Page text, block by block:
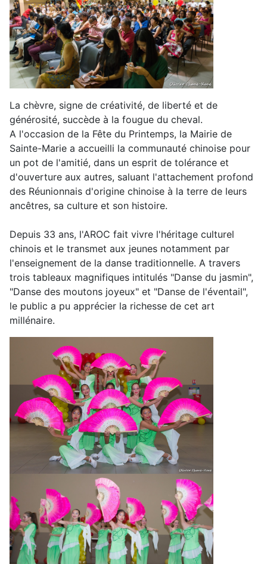
La chèvre, signe de créativité, de liberté et de
générosité, succède à la fougue du cheval.
A l'occasion de la Fête du Printemps, la Mairie de
Sainte-Marie a accueilli la communauté chinoise pour
un pot de l'amitié, dans un esprit de tolérance et
d'ouverture aux autres, saluant l'attachement profond
des Réunionnais d'origine chinoise à la terre de leurs
ancêtres, sa culture et son histoire.
Depuis 33 ans, l'AROC fait vivre l'héritage culturel
chinois et le transmet aux jeunes notamment par
l'enseignement de la danse traditionnelle. A travers
trois tableaux magnifiques intitulés "Danse du jasmin",
"Danse des moutons joyeux" et "Danse de l'éventail",
le public a pu apprécier la richesse de cet art
millénaire.